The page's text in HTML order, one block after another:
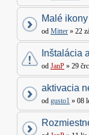
Malé
od Mitter » 22
Inštalácia
od JanP » 29
aktivacia
od gusto1 » 08